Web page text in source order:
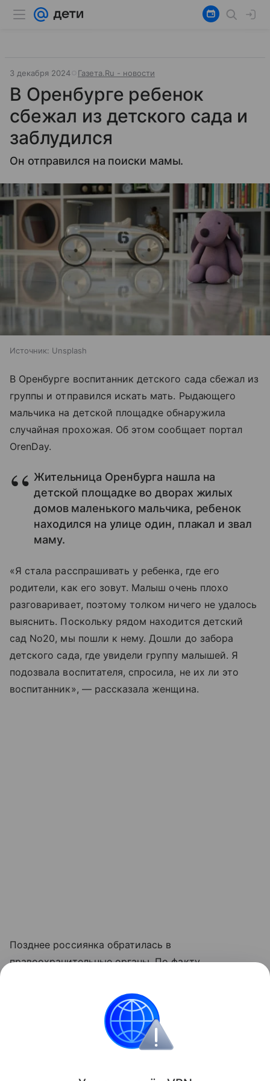
3 декабря 2024 Газета.Ru - новости
В Оренбурге ребенок
сбежал из детского сада и
заблудился
Он отправился на поиски мамы.
Источник: Unsplash
В Оренбурге воспитанник детского сада сбежал из
группы и отправился искать мать. Рыдающего
мальчика на детской площадке обнаружила
случайная прохожая. Об этом сообщает портал
OrenDay.
Жительница Оренбурга нашла на
детской площадке во дворах жилых
домов маленького мальчика, ребенок
находился на улице один, плакал и звал
маму.
«Я стала расспрашивать у ребенка, где его
родители, как его зовут. Малыш очень плохо
разговаривает, поэтому толком ничего не удалось
выяснить. Поскольку рядом находится детский
сад No20, мы пошли к нему. Дошли до забора
детского сада, где увидели группу малышей. Я
подозвала воспитателя, спросила, не их ли это
воспитанник», — рассказала женщина.
Позднее россиянка обратилась в
правоохранительные органы. По факту
правоохранители выясняют обстоятельства
Безопасность